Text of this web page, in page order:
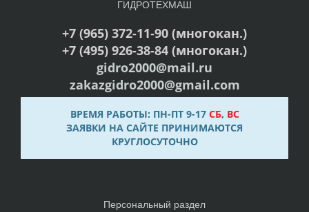
ГИДРОТЕХМАШ
+7 (965) 372-11-90 (многокан.)
+7 (495) 926-38-84 (многокан.)
gidro2000@mail.ru
zakazgidro2000@gmail.com
ВРЕМЯ РАБОТЫ: ПН-ПТ 9-17 СБ, ВС
ЗАЯВКИ НА САЙТЕ ПРИНИМАЮТСЯ
КРУГЛОСУТОЧНО
Персональный раздел